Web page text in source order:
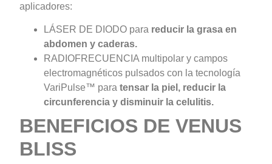
aplicadores:
LÁSER DE DIODO para reducir la grasa en
abdomen y caderas.
RADIOFRECUENCIA multipolar y campos
electromagnéticos pulsados con la tecnología
VariPulse™ para tensar la piel, reducir la
circunferencia y disminuir la celulitis.
BENEFICIOS DE VENUS
BLISS